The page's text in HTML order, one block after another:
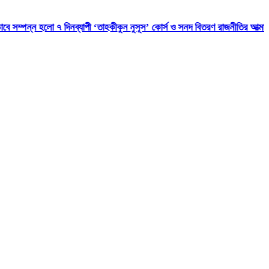
দিনব্যাপী ‘তাহকীকুন নুসূস’ কোর্স ও সনদ বিতরণরাজনীতির আত্মা কোথায় হারাল?